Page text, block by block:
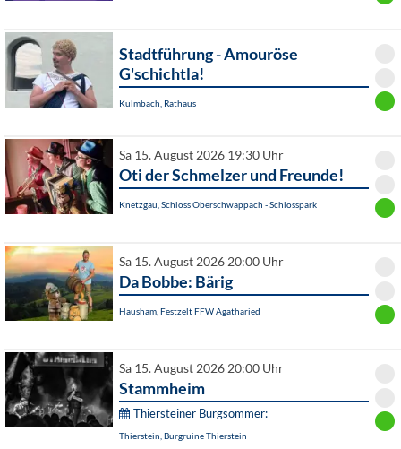
Stadtführung - Amouröse
G'schichtla!
Kulmbach, Rathaus
Sa 15. August 2026 19:30 Uhr
Oti der Schmelzer und Freunde!
Knetzgau, Schloss Oberschwappach - Schlosspark
Sa 15. August 2026 20:00 Uhr
Da Bobbe: Bärig
Hausham, Festzelt FFW Agatharied
Sa 15. August 2026 20:00 Uhr
Stammheim
Thiersteiner Burgsommer:
Thierstein, Burgruine Thierstein